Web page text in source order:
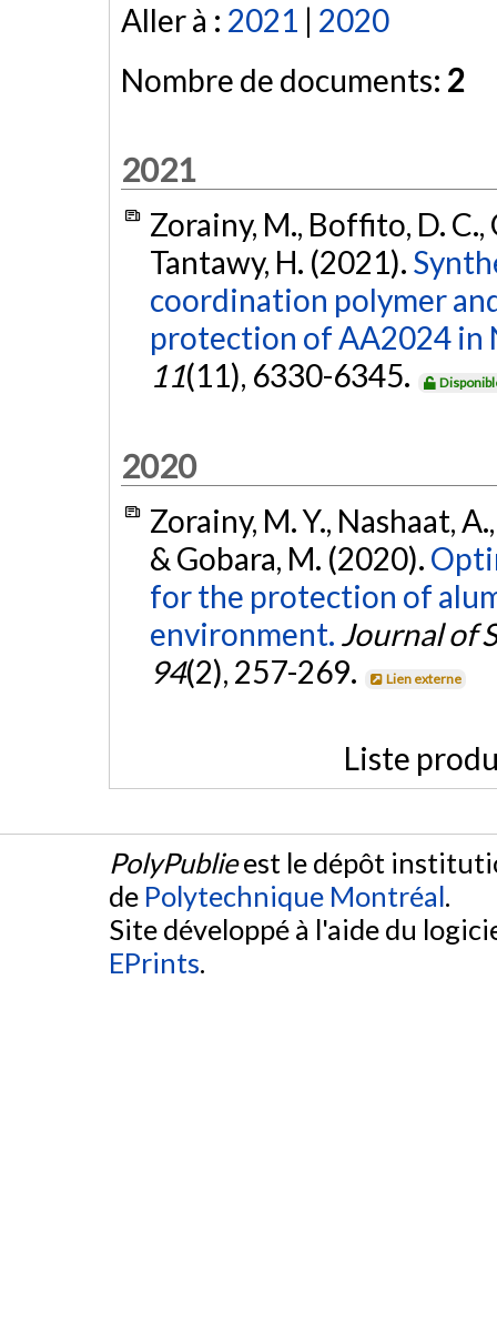
Aller à : 2021 | 2020
Nombre de documents: 2
2021
Zorainy, M., Boffito, D. C.,
Tantawy, H. (2021).
coordination polymer
protection of AA2024 in
11(11), 6330-6345.
2020
Zorainy, M. Y., Nashaat,
& Gobara, M. (2020).
for the protection of
environment. Journal of
94(2), 257-269. Lien externe
Liste
PolyPublieest le dépôt
de Polytechnique Montréal.
Site développé à l'aide du
EPrints.